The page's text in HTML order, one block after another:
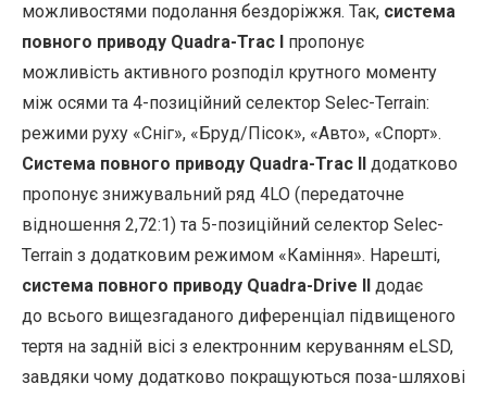
можливостями подолання бездоріжжя. Так, система
повного приводу Quadra-Trac I
пропонує
можливість активного розподіл крутного моменту
між осями та 4-позиційний селектор Selec-Terrain:
режими руху «Сніг», «Бруд/Пісок», «Авто», «Спорт».
Система повного приводу Quadra-Trac II
додатково
пропонує знижувальний ряд 4LO (передаточне
відношення 2,72:1) та 5-позиційний селектор Selec-
Terrain з додатковим режимом «Каміння». Нарешті,
система повного приводу Quadra-Drive II
додає
до всього вищезгаданого диференціал підвищеного
тертя на задній вісі з електронним керуванням eLSD,
завдяки чому додатково покращуються поза-шляхові